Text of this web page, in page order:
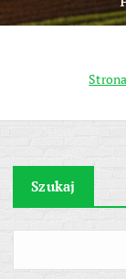
n
Szukaj